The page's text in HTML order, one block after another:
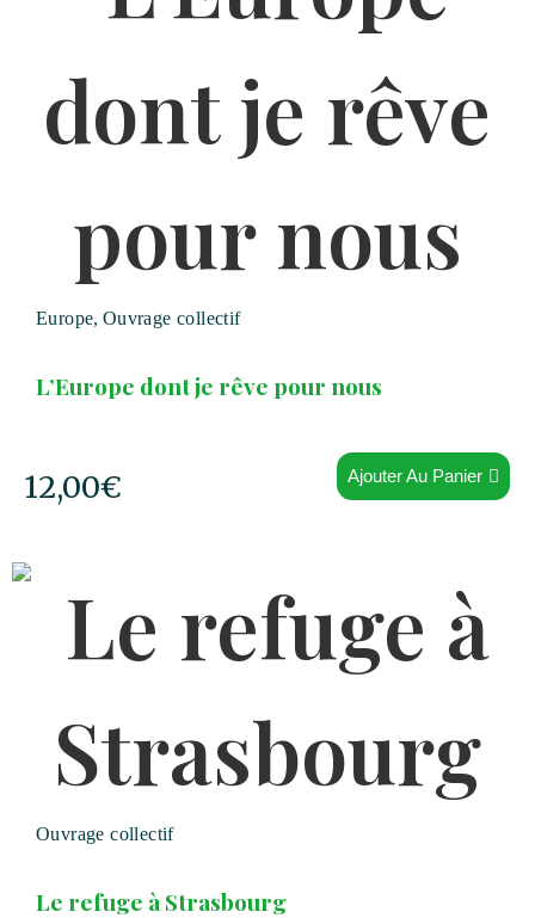
Europe, Ouvrage collectif
L’Europe dont je rêve pour nous
12,00€ Ajouter Au Panier
Ouvrage collectif
Le refuge à Strasbourg